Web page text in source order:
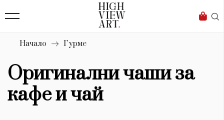
Бизнес
Мода
Dialogue
Изкуство
4340
Начало Гурме
Оригинални чаши за
кафе и чай